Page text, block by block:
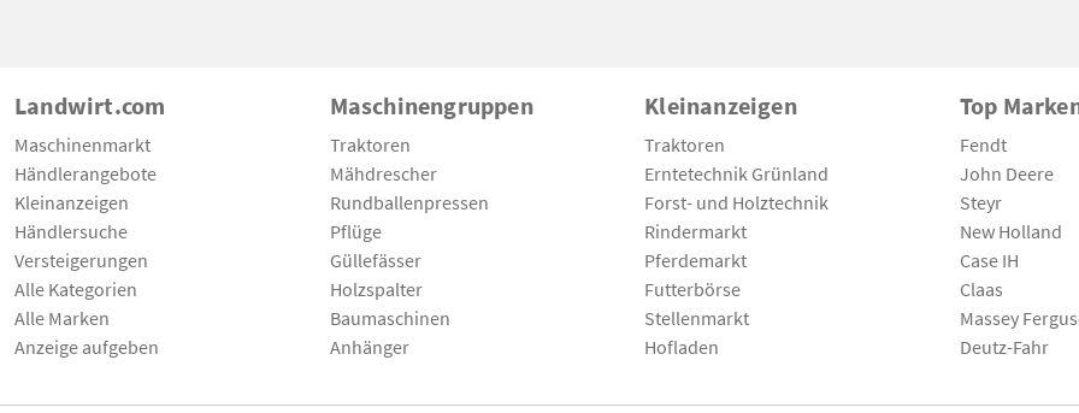
Landwirt.com
Maschinenmarkt
Händlerangebote
Kleinanzeigen
Händlersuche
Versteigerungen
Alle Kategorien
Alle Marken
Anzeige aufgeben
Maschinengruppen
Traktoren
Mähdrescher
Rundballenpressen
Pflüge
Güllefässer
Holzspalter
Baumaschinen
Anhänger
Kleinanzeigen
Traktoren
Erntetechnik Grünland
Forst- und Holztechnik
Rindermarkt
Pferdemarkt
Futterbörse
Stellenmarkt
Hofladen
Top
Fendt
John Deere
Steyr
New Holland
Case IH
Claas
Massey
Deutz-Fahr